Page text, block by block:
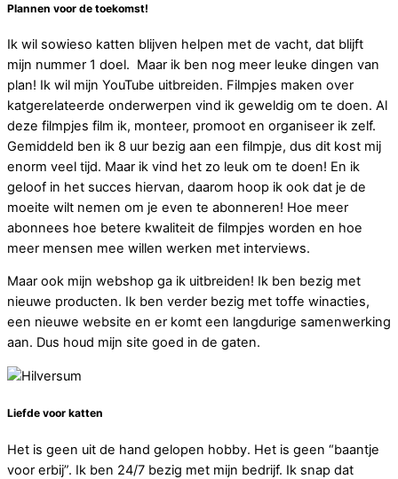
Plannen voor de toekomst!
Ik wil sowieso katten blijven helpen met de vacht, dat blijft
mijn nummer 1 doel. Maar ik ben nog meer leuke dingen van
plan! Ik wil mijn YouTube uitbreiden. Filmpjes maken over
katgerelateerde onderwerpen vind ik geweldig om te doen. Al
deze filmpjes film ik, monteer, promoot en organiseer ik zelf.
Gemiddeld ben ik 8 uur bezig aan een filmpje, dus dit kost mij
enorm veel tijd. Maar ik vind het zo leuk om te doen! En ik
geloof in het succes hiervan, daarom hoop ik ook dat je de
moeite wilt nemen om je even te abonneren! Hoe meer
abonnees hoe betere kwaliteit de filmpjes worden en hoe
meer mensen mee willen werken met interviews.
Maar ook mijn webshop ga ik uitbreiden! Ik ben bezig met
nieuwe producten. Ik ben verder bezig met toffe winacties,
een nieuwe website en er komt een langdurige samenwerking
aan. Dus houd mijn site goed in de gaten.
Liefde voor katten
Het is geen uit de hand gelopen hobby. Het is geen “baantje
voor erbij”. Ik ben 24/7 bezig met mijn bedrijf. Ik snap dat